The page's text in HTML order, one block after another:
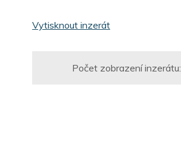
Vytisknout inzerát
Počet zobrazení inzerátu: